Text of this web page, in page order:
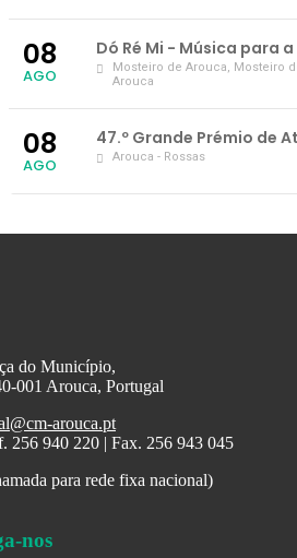
08
AGO
Dó Ré Mi - Música para
Mosteiro de Arouca, Mosteiro
Arouca
08
AGO
47.º Grande Prémio de
Arouca - Rossas
do Município,
001 Arouca, Portugal
arouca.pt
256 940 220 | Fax. 256 943 045
para rede fixa nacional)
nos